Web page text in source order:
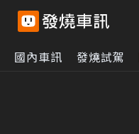
國內車訊 發燒試駕